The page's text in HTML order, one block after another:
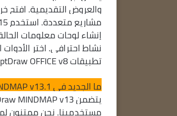
نشاط احترافي. اختر
تطبيقات ConceptDraw OFFICE v8 الأخرى بفضل تقنية INGYRE المبتكرة الخاصة بنا.
ما الجديد في ConceptDraw MINDMAP v13.1